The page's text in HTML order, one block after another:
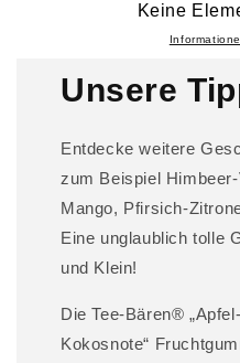
Keine
Unsere
Entdecke weitere
zum Beispiel
Mango, Pfirsich-
Eine unglaublich tolle
und Klein!
Die Tee-Bären®
Kokosnote“